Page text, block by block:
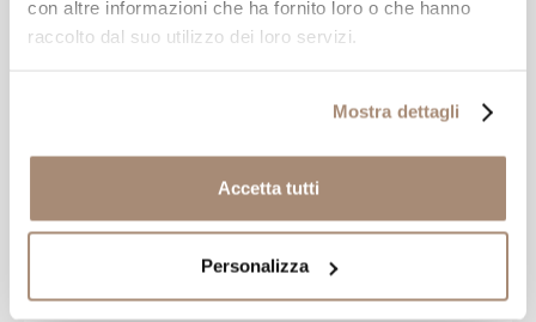
con altre informazioni che ha fornito loro o che hanno
raccolto dal suo utilizzo dei loro servizi.
Mostra dettagli
Accetta tutti
Personalizza
€ 350,00 € 297,50